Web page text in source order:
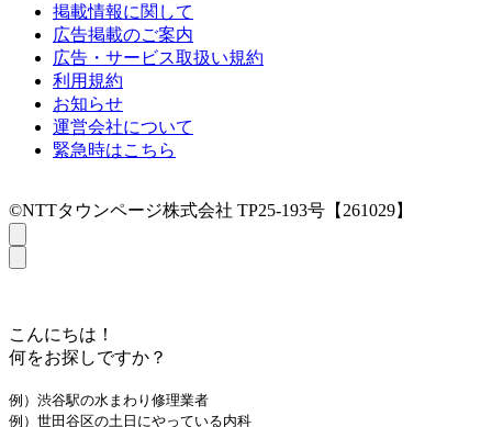
掲載情報に関して
広告掲載のご案内
広告・サービス取扱い規約
利用規約
お知らせ
運営会社について
緊急時はこちら
©NTTタウンページ株式会社 TP25-193号【261029】
こんにちは！
何をお探しですか？
例）渋谷駅の水まわり修理業者
例）世田谷区の土日にやっている内科